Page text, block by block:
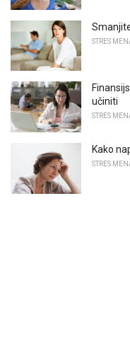
STRES
učiniti
STRES
Kako
STRES